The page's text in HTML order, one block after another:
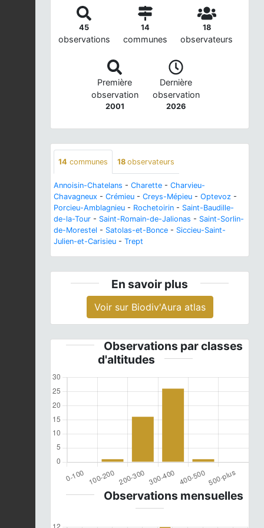
45
observations
14
communes
18
observateurs
Première
observation
2001
Dernière
observation
2026
14 communes 18 observateurs
Annoisin-Chatelans - Charette - Charvieu-
Chavagneux - Crémieu - Creys-Mépieu - Optevoz -
Porcieu-Amblagnieu - Rochetoirin - Saint-Baudille-
de-la-Tour - Saint-Romain-de-Jalionas - Saint-Sorlin-
de-Morestel - Satolas-et-Bonce - Siccieu-Saint-
Julien-et-Carisieu - Trept
En savoir plus
Voir sur Biodiv'Aura atlas
Observations par classes
d'altitudes
Observations mensuelles